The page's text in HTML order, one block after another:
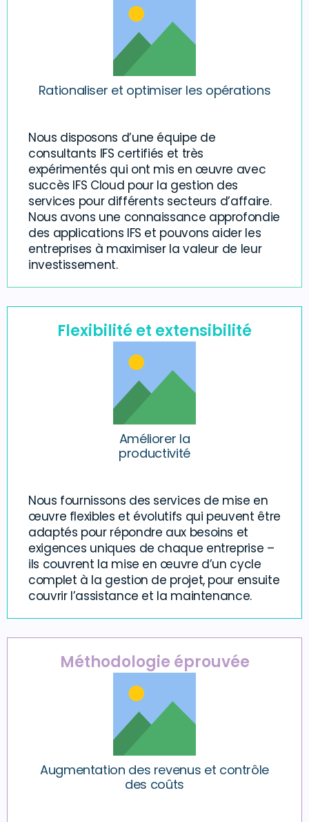
Rationaliser et optimiser les opérations
Nous disposons d’une équipe de
consultants IFS certifiés et très
expérimentés qui ont mis en œuvre avec
succès IFS Cloud pour la gestion des
services pour différents secteurs d’affaire.
Nous avons une connaissance approfondie
des applications IFS et pouvons aider les
entreprises à maximiser la valeur de leur
investissement.
Flexibilité et extensibilité
Améliorer la
productivité
Nous fournissons des services de mise en
œuvre flexibles et évolutifs qui peuvent être
adaptés pour répondre aux besoins et
exigences uniques de chaque entreprise –
ils couvrent la mise en œuvre d’un cycle
complet à la gestion de projet, pour ensuite
couvrir l’assistance et la maintenance.
Méthodologie éprouvée
Augmentation des revenus et contrôle
des coûts